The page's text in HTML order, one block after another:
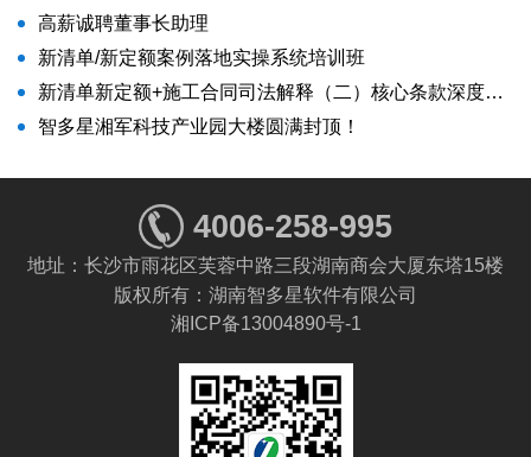
高薪诚聘董事长助理
新清单/新定额案例落地实操系统培训班
新清单新定额+施工合同司法解释（二）核心条款深度解析与实务应对案例实操（落地）系统培训班》
智多星湘军科技产业园大楼圆满封顶！
4006-258-995
地址：长沙市雨花区芙蓉中路三段湖南商会大厦东塔15楼
版权所有：湖南智多星软件有限公司
湘ICP备13004890号-1